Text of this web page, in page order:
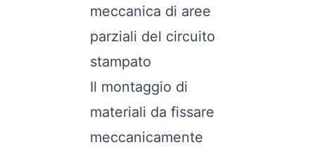
meccanica di aree
parziali del circuito
stampato
Il montaggio di
materiali da fissare
meccanicamente